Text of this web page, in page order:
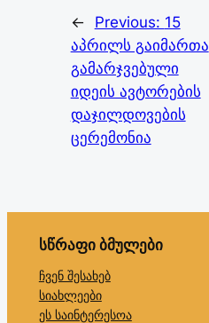
← Previous: 15
აპრილს გაიმართა
გამარჯვებული
იდეის ავტორების
დაჯილდოვების
ცერემონია
სწრაფი ბმულები
ჩვენ შესახებ
სიახლეები
ეს საინტერესოა